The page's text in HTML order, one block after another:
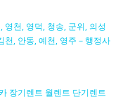
영천, 영덕, 청송, 군위, 의성
천, 안동, 예천, 영주 – 행정사
장기렌트 월렌트 단기렌트